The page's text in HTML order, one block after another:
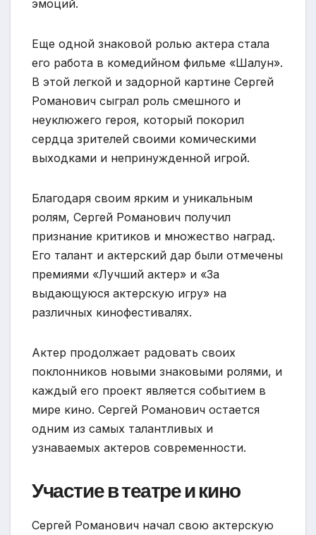
эмоций.
Еще одной знаковой ролью актера стала
его работа в комедийном фильме «Шалун».
В этой легкой и задорной картине Сергей
Романович сыграл роль смешного и
неуклюжего героя, который покорил
сердца зрителей своими комическими
выходками и непринужденной игрой.
Благодаря своим ярким и уникальным
ролям, Сергей Романович получил
признание критиков и множество наград.
Его талант и актерский дар были отмечены
премиями «Лучший актер» и «За
выдающуюся актерскую игру» на
различных кинофестивалях.
Актер продолжает радовать своих
поклонников новыми знаковыми ролями, и
каждый его проект является событием в
мире кино. Сергей Романович остается
одним из самых талантливых и
узнаваемых актеров современности.
Участие в театре и кино
Сергей Романович начал свою актерскую